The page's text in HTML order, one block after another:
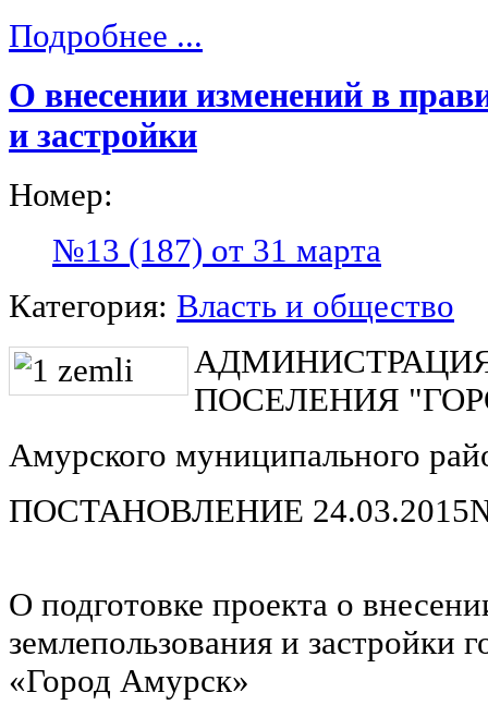
Подробнее ...
О внесении изменений в
и застройки
Номер:
№13 (187) от 31 марта
Категория: Власть и общество
ПОСЕЛЕНИЯ
Амурского муниципального
ПОСТАНОВЛЕНИЕ
О подготовке проекта о
землепользования и застройки
«Город Амурск»